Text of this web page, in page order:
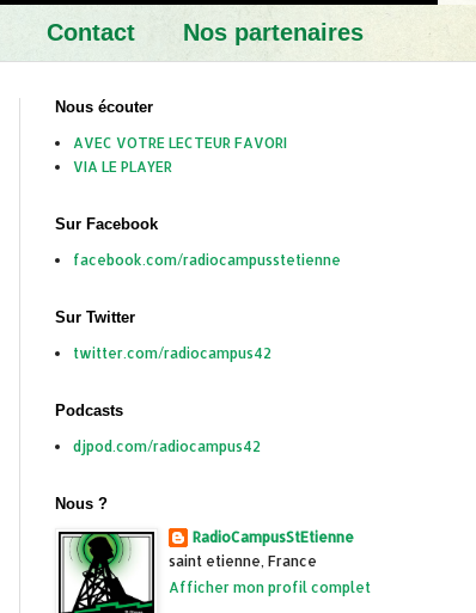
Contact Nos partenaires
Nous écouter
AVEC VOTRE LECTEUR FAVORI
VIA LE PLAYER
Sur Facebook
facebook.com/radiocampusstetienne
Sur Twitter
twitter.com/radiocampus42
Podcasts
djpod.com/radiocampus42
Nous ?
RadioCampusStEtienne
saint etienne, France
Afficher mon profil complet